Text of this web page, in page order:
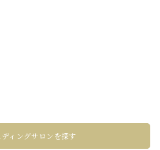
ディングサロンを探す